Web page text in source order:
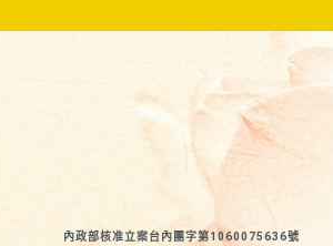
內政部核准立案台內團字第1060075636號